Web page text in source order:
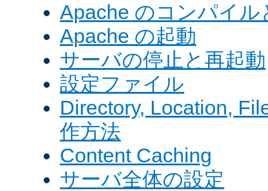
Apache のコンパイ
Apache の起動
サーバの停止と再起動
設定ファイル
Directory, Location,
作方法
Content Caching
サーバ全体の設定